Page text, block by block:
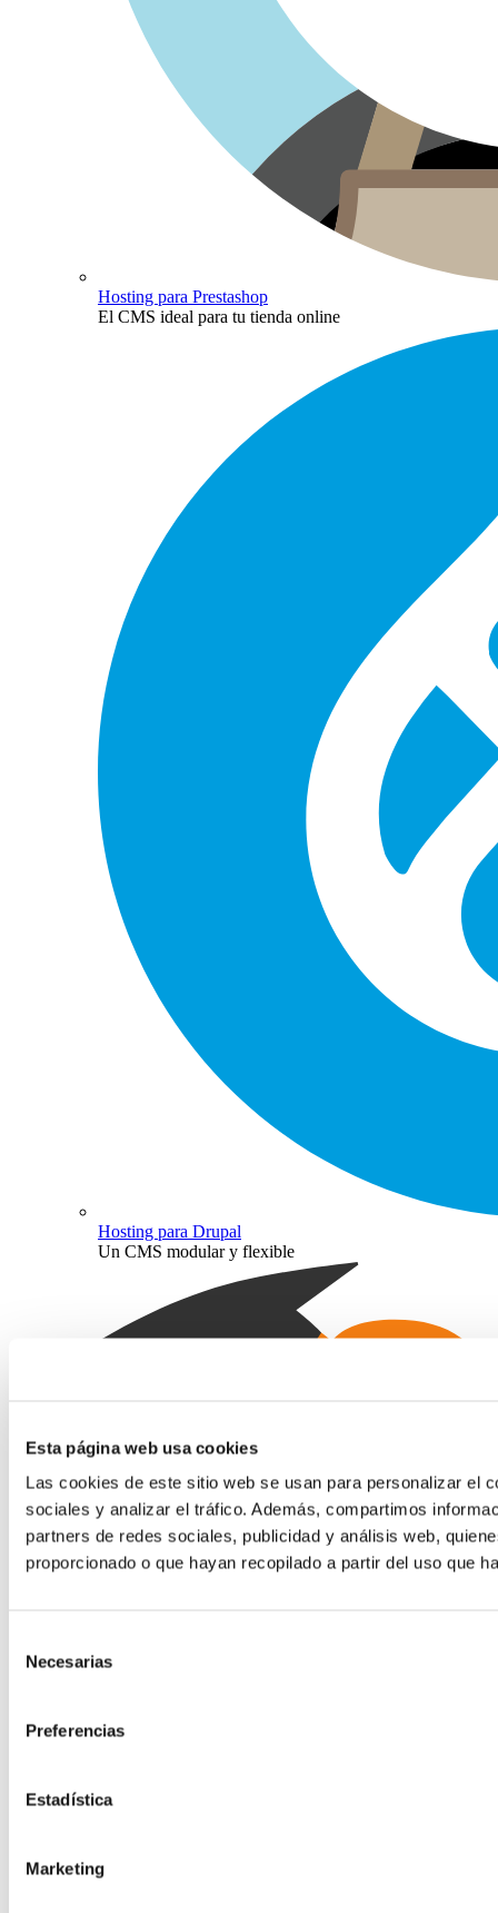
Esta página web usa cookies
Las cookies de este sitio web se usan para personalizar el
sociales y analizar el tráfico. Además, compartimos
partners de redes sociales, publicidad y análisis web,
proporcionado o que hayan recopilado a partir del uso que
Necesarias
Preferencias
Estadística
Marketing
Hosting para Prestashop
El CMS ideal para tu tienda online
Hosting para Drupal
Un CMS modular y flexible
Hosting para Moodle
El LMS más potente para formación